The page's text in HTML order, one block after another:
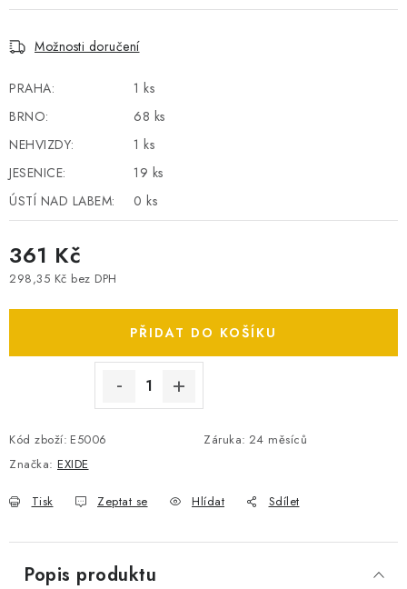
BATERIE PRO VYSAVAČE
BATERIE PRO NOUZOVÁ OSVĚTLENÍ
PŘÍSLUŠENSTVÍ
DOPRAVA ZDARMA
KONTAKTY
KONFIGURÁTOR AUTOBATERIÍ
VÝMĚNA AUTOBATERIE
OBCHODNÍ PODMÍNKY
OCHRANA OSOBNÍCH ÚDAJŮ
OVĚŘOVÁNÍ RECENZÍ
JAK NA TO S BATTERY.CZ
ČASTO KLADENÉ OTÁZKY, FAQ
NÁVODY KE STAŽENÍ
Možnosti doručení
PRAHA:
1 ks
BRNO:
68 ks
NEHVIZDY:
1 ks
JESENICE:
19 ks
ÚSTÍ NAD LABEM:
0 ks
361 Kč
298,35 Kč bez DPH
PŘIDAT DO KOŠÍKU
Kód zboží: E5006 Záruka: 24 měsíců
Značka: EXIDE
Tisk Zeptat se Hlídat Sdílet
Popis produktu